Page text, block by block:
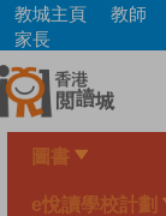
Skip
main
content
教城主頁 教師
家長
圖書
e悅讀學校計劃